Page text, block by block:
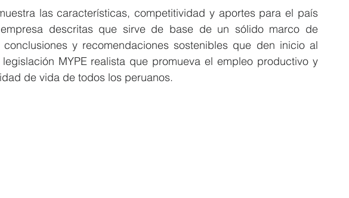
las características, competitividad y aportes para el país
descritas que sirve de base de un sólido marco de
y recomendaciones sostenibles que den inicio al
MYPE realista que promueva el empleo productivo y
de vida de todos los peruanos.